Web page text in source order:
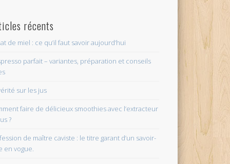
récents
de miel : ce qu’il faut savoir aujourd’hui
parfait – variantes, préparation et conseils
sur les jus
faire de délicieux smoothies avec l’extracteur
?
de maître caviste : le titre garant d’un savoir-
en vogue.
(igraal)